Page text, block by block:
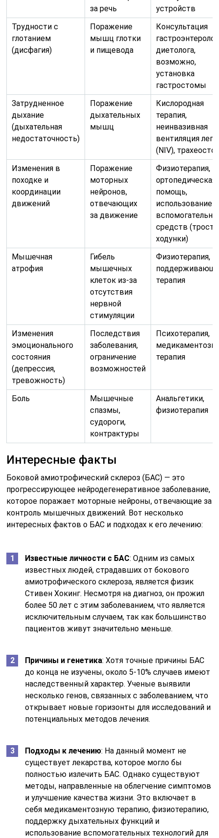
за речь
устройств
Трудности с
глотанием
(дисфагия)
Поражение
мышц глотки
и пищевода
Консультация
диетолога,
возможно,
установка
гастростомы
Затрудненное
дыхание
(дыхательная
недостаточность)
Поражение
дыхательных
мышц
Кислородная
терапия,
неинвазивная
вентиляция
(NIV),
Изменения в
походке и
координации
движений
Поражение
моторных
нейронов,
отвечающих
за движение
Физиотерапия,
ортопедическая
помощь,
использование
средств
ходунки)
Мышечная
атрофия
Гибель
мышечных
клеток из-за
отсутствия
нервной
стимуляции
Физиотерапия,
терапия
Изменения
эмоционального
состояния
(депрессия,
тревожность)
Последствия
заболевания,
ограничение
возможностей
Психотерапия,
терапия
Боль
Мышечные
спазмы,
судороги,
контрактуры
Анальгетики,
физиотерапия
Интересные факты
Боковой амиотрофический склероз (БАС) — это
прогрессирующее нейродегенеративное заболевание,
которое поражает моторные нейроны, отвечающие за
контроль мышечных движений. Вот несколько
интересных фактов о БАС и подходах к его лечению:
Известные личности с БАС: Одним из самых
известных людей, страдавших от бокового
амиотрофического склероза, является физик
Стивен Хокинг. Несмотря на диагноз, он прожил
более 50 лет с этим заболеванием, что является
исключительным случаем, так как большинство
пациентов живут значительно меньше.
Причины и генетика: Хотя точные причины БАС
до конца не изучены, около 5-10% случаев имеют
наследственный характер. Ученые выявили
несколько генов, связанных с заболеванием, что
открывает новые горизонты для исследований и
потенциальных методов лечения.
Подходы к лечению: На данный момент не
существует лекарства, которое могло бы
полностью излечить БАС. Однако существуют
методы, направленные на облегчение симптомов
и улучшение качества жизни. Это включает в
себя медикаментозную терапию, физиотерапию,
поддержку дыхательных функций и
использование вспомогательных технологий для